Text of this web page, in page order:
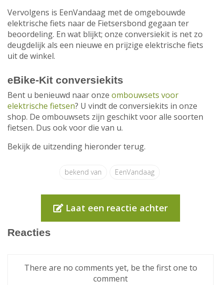
Vervolgens is EenVandaag met de omgebouwde
elektrische fiets naar de Fietsersbond gegaan ter
beoordeling. En wat blijkt; onze conversiekit is net zo
deugdelijk als een nieuwe en prijzige elektrische fiets
uit de winkel.
eBike-Kit conversiekits
Bent u benieuwd naar onze ombouwsets voor
elektrische fietsen? U vindt de conversiekits in onze
shop. De ombouwsets zijn geschikt voor alle soorten
fietsen. Dus ook voor die van u.
Bekijk de uitzending hieronder terug.
bekend van EenVandaag
Laat een reactie achter
Reacties
There are no comments yet, be the first one to
comment